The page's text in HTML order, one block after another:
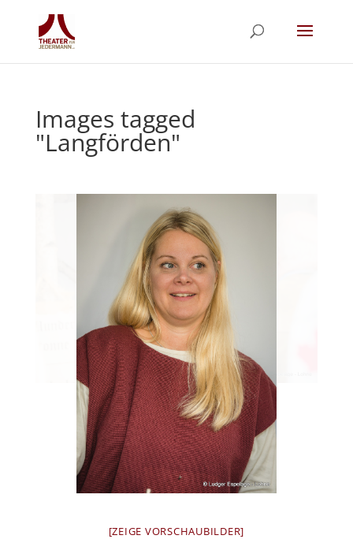
Images tagged
"Langförden"
[ZEIGE VORSCHAUBILDER]